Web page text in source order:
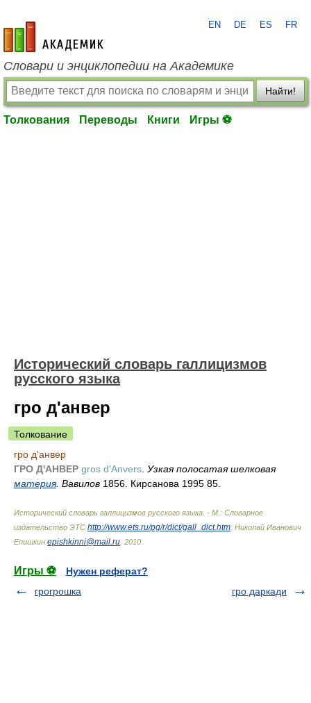
academic.ru
EN DE ES FR
Словари и энциклопедии на Академике
Найти!
Толкования Переводы Книги Игры ⚽
Исторический словарь галлицизмов
русского языка
гро д'анвер
Толкование
гро д'анвер
ГРО Д'АНВЕР gros d'Anvers Узкая полосатая шелковая
материя. Вавилов 1856. Кирсанова 1995 85.
Исторический словарь галлицизмов русского языка. - М.: Словарное
издательство ЭТС http://www.ets.ru/pg/r/dict/gall_dict.htm Николай Иванович
Епишкин epishkinni@mail.ru 2010
Игры ⚽
Нужен реферат?
грогрошка
гро даркади